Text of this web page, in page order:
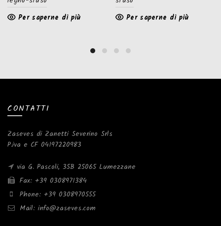
Per saperne di più Per saperne di più
CONTATTI
Zaseves di Zanetti Severino Srls
P.iva e CF 04197220983
via G. Pascoli, 35B 25065 Lumezzane
Fax: +39 0308971384
Phone: +39 0308970555
Mail: info@zaseves.com